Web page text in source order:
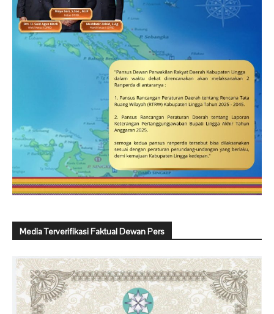
Media Terverifikasi Faktual Dewan Pers